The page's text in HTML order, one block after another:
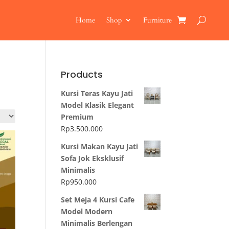
Home Shop Furniture
Products
Kursi Teras Kayu Jati
Model Klasik Elegant
Premium
Rp3.500.000
Kursi Makan Kayu Jati
Sofa Jok Eksklusif
Minimalis
Rp950.000
Set Meja 4 Kursi Cafe
Model Modern
Minimalis Berlengan